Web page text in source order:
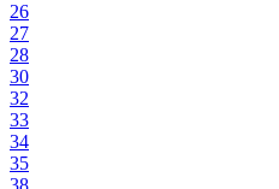
26
27
28
30
32
33
34
35
38